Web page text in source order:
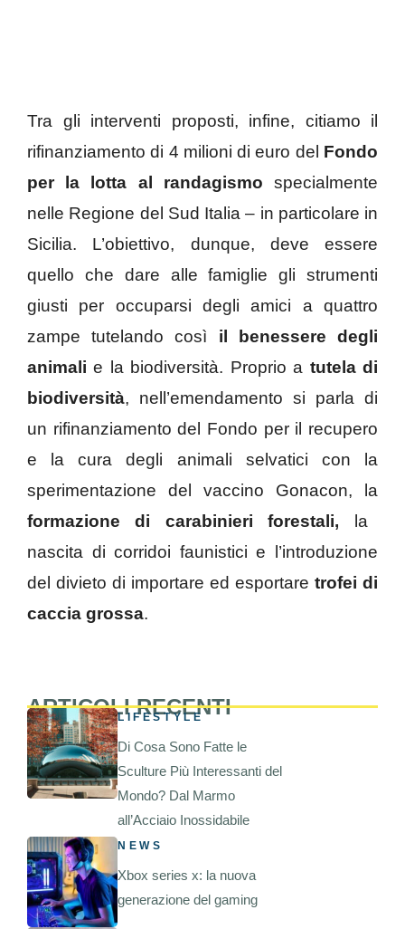
Tra gli interventi proposti, infine, citiamo il
rifinanziamento di 4 milioni di euro del Fondo
per la lotta al randagismo specialmente
nelle Regione del Sud Italia – in particolare in
Sicilia. L’obiettivo, dunque, deve essere
quello che dare alle famiglie gli strumenti
giusti per occuparsi degli amici a quattro
zampe tutelando così il benessere degli
animali e la biodiversità. Proprio a tutela di
biodiversità, nell’emendamento si parla di
un rifinanziamento del Fondo per il recupero
e la cura degli animali selvatici con la
sperimentazione del vaccino Gonacon, la
formazione di carabinieri forestali, la
nascita di corridoi faunistici e l’introduzione
del divieto di importare ed esportare trofei di
caccia grossa.
ARTICOLI RECENTI
LIFESTYLE
Di Cosa Sono Fatte le
Sculture Più Interessanti del
Mondo? Dal Marmo
all’Acciaio Inossidabile
NEWS
Xbox series x: la nuova
generazione del gaming